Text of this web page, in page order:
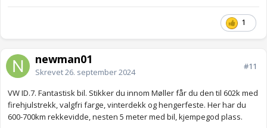
1
newman01
Skrevet26. september 2024
#11
VW ID.7. Fantastisk bil. Stikker du innom Møller får du den til 602k med
firehjulstrekk, valgfri farge, vinterdekk og hengerfeste. Her har du
600-700km rekkevidde, nesten 5 meter med bil, kjempegod plass.